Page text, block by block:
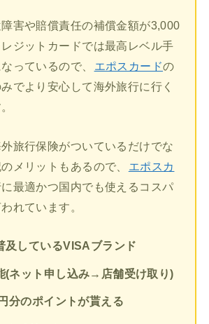
害や賠償責任の補償金額が3,000
ジットカードでは最高レベル手
っているので、
エポスカードの
でより安心して海外旅行に行く
旅行保険がついているだけでな
メリットもあるので、
エポスカ
最適かつ国内でも使えるコスパ
れています。
及しているVISAブランド
(ネット申し込み→店舗受け取り)
分のポイントが貰える